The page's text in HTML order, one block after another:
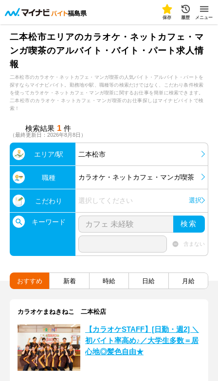
福島県
保存 履歴 メニュー
二本松市エリアのカラオケ・ネットカフェ・マ
ンガ喫茶のアルバイト・バイト・パート求人情
報
二本松市のカラオケ・ネットカフェ・マンガ喫茶の人気バイト・アルバイト・パートを
探すならマイナビバイト。勤務地や駅、職種等の検索だけではなく、こだわり条件検索
を使ってカラオケ・ネットカフェ・マンガ喫茶に関するお仕事を簡単に検索できます。
二本松市のカラオケ・ネットカフェ・マンガ喫茶のお仕事探しはマイナビバイトで検
索！
検索結果 1 件
（最終更新日：2026年8月8日）
エリア/駅 二本松市
職種 カラオケ・ネットカフェ・マンガ喫茶
こだわり 選択してください 選択
キーワード 検索
含まない
おすすめ 新着 時給 日給 月給
カラオケまねきねこ 二本松店
【カラオケSTAFF】[日勤・週2] ＼
初バイト率高め♪／大学生多数＝居
心地◎髪色自由★